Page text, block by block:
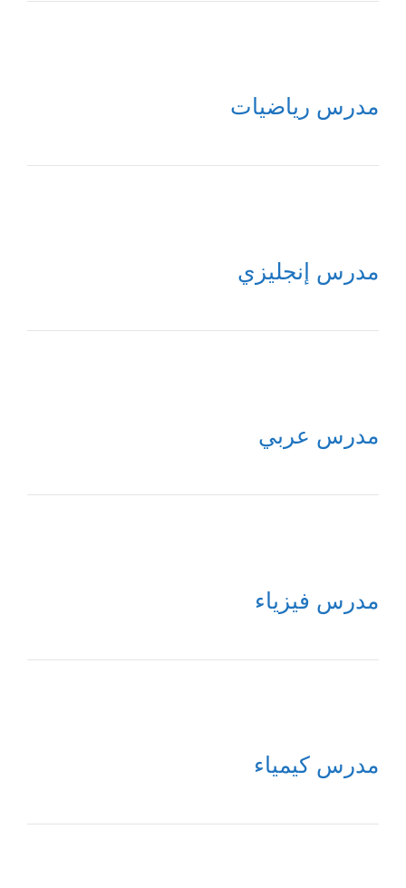
مدرس رياضيات
مدرس إنجليزي
مدرس عربي
مدرس فيزياء
مدرس كيمياء